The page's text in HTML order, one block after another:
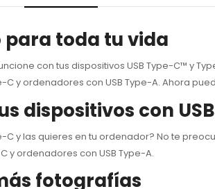
toda tu vida
con tus dispositivos USB Type-C™ y
C y ordenadores con USB Type-A. Ahora
dispositivos con
y las quieres en tu ordenador? No te
y ordenadores con USB Type-A.
fotografías